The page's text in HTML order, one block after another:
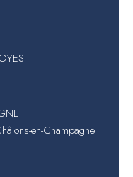
en-Champagne